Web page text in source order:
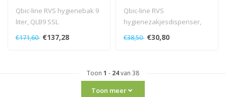
Qbic-line RVS hygienebak 9
liter, QLB9 SSL
€171,60 €137,28
Qbic-line RVS
hygienezakjesdispenser,
QHBDS SSL
€38,50 €30,80
Toon 1 - 24van 38
Toon meer